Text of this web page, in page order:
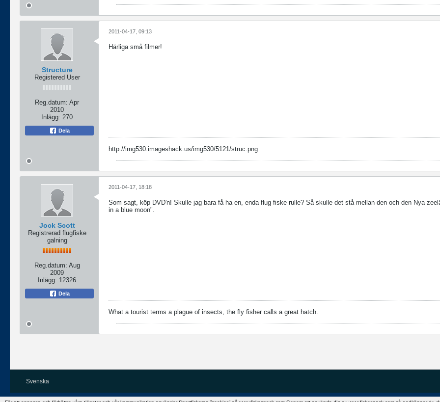
Structure
Registered User
Reg.datum: Apr
2010
Inlägg: 270
Dela
2011-04-17, 09:13
Härliga små filmer!
http://img530.imageshack.us/img530/5121/struc.png
Jock Scott
Registrerad flugfiske
galning
Reg.datum: Aug
2009
Inlägg: 12326
Dela
2011-04-17, 18:18
Som sagt, köp DVD'n! Skulle jag bara få ha en, enda flug fiske rulle? Så skulle det stå mellan den och den Nya
in a blue moon".
What a tourist terms a plague of insects, the fly fisher calls a great hatch.
Svenska